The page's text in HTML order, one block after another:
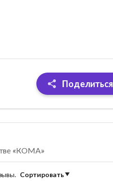
Поделиться
«КОМА»
Сортировать